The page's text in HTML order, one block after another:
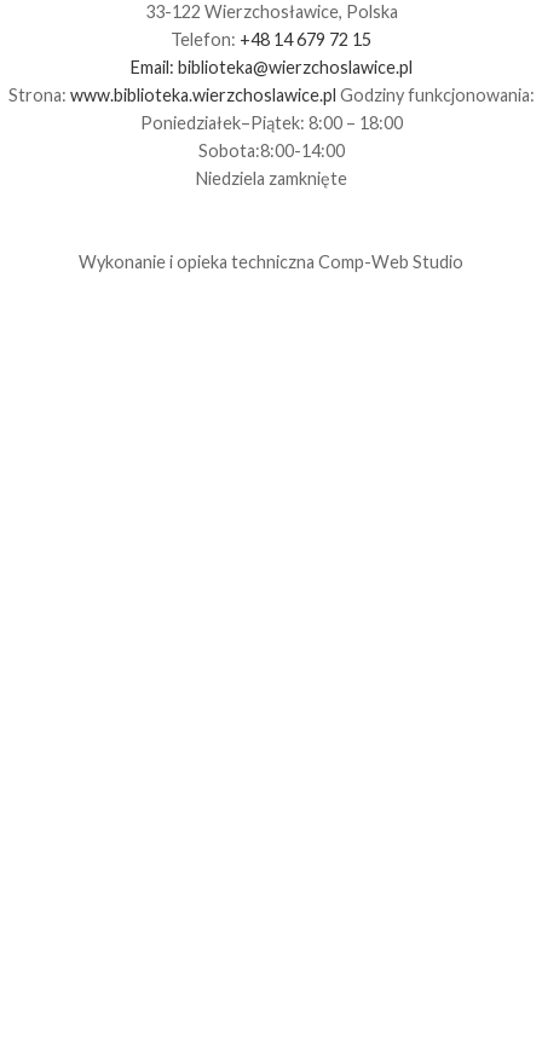
33-122 Wierzchosławice, Polska
Telefon: +48 14 679 72 15
Email: biblioteka@wierzchoslawice.pl
Strona: www.biblioteka.wierzchoslawice.pl Godziny funkcjonowania:
Poniedziałek–Piątek: 8:00 – 18:00
Sobota:8:00-14:00
Niedziela zamknięte
Wykonanie i opieka techniczna Comp-Web Studio